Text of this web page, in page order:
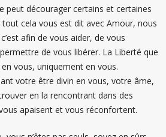
peut décourager certains et certaines
tout cela vous est dit avec Amour, nous
afin de vous aider, de vous
de vous libérer. La Liberté que
vous, uniquement en vous.
votre être divin en vous, votre âme,
en la rencontrant dans des
apaisent et vous réconfortent.